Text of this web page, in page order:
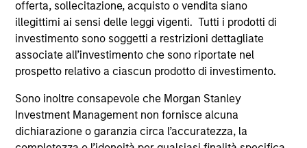
offerta, sollecitazione, acquisto o vendita siano
illegittimi ai sensi delle leggi vigenti. Tutti i prodotti di
investimento sono soggetti a restrizioni dettagliate
associate all’investimento che sono riportate nel
prospetto relativo a ciascun prodotto di investimento.
Sono inoltre consapevole che Morgan Stanley
Investment Management non fornisce alcuna
dichiarazione o garanzia circa l’accuratezza, la
Se la società di gestione del Comparto in questione decide
di cessare l’accordo di commercializzazione del Comparto
in un Paese del SEE in cui esso è registrato per la vendita,
lo farà nel rispetto delle norme OICVM.
rinvia alla pagina delGlossario.
Tutti i dati di performance sono calcolati in base al valore
del patrimonio netto (NAV), al netto delle spese, e non